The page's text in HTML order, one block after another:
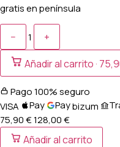
gratis en península
− 1
+
Añadir al carrito ·
Pago 100% seguro
VISA
Pay Paybizum
75,90 €128,00€
Añadir al carrito